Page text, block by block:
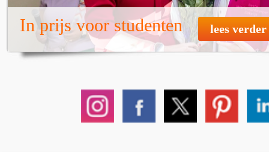
In prijs voor studenten lees verder